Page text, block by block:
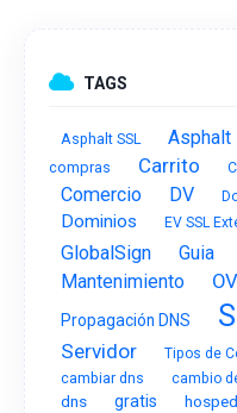
TAGS
Asphalt SSL Asphalt
compras
Carrito
Comercio DV
Dominios EV SSL
GlobalSign Guia
Mantenimiento OV
Propagación DNS
Servidor Tipos de
cambiar dns cambio
dns gratis